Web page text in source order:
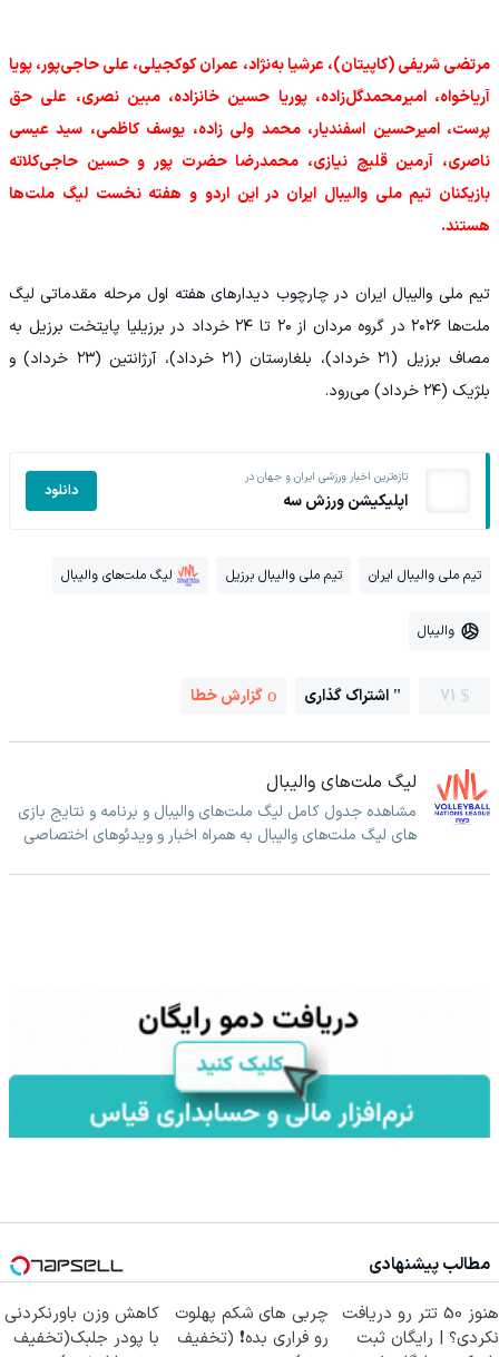
مرتضی شریفی (کاپیتان)، عرشیا به‌نژاد، عمران کوکجیلی، علی حاجی‌پور، پویا
آریاخواه، امیرمحمدگل‌زاده، پوریا حسین خانزاده، مبین نصری، علی حق
پرست، امیرحسین اسفندیار، محمد ولی زاده، یوسف کاظمی، سید عیسی
ناصری، آرمین قلیچ نیازی، محمدرضا حضرت پور و حسین حاجی‌کلاته
بازیکنان تیم ملی والیبال ایران در این اردو و هفته نخست لیگ ملت‌ها
هستند.
تیم ملی والیبال ایران در چارچوب دیدارهای هفته اول مرحله مقدماتی لیگ
ملت‌ها ۲۰۲۶ در گروه مردان از ۲۰ تا ۲۴ خرداد در برزیلیا پایتخت برزیل به
مصاف برزیل (۲۱ خرداد)، بلغارستان (۲۱ خرداد)، آرژانتین (۲۳ خرداد) و
بلژیک (۲۴ خرداد) می‌رود.
تازه‌ترین اخبار ورزشی ایران و جهان در
اپلیکیشن ورزش سه دانلود
تیم ملی والیبال ایران تیم ملی والیبال برزیل لیگ ملت‌های والیبال
والیبال
71 اشتراک گذاری گزارش خطا
لیگ ملت‌های والیبال
مشاهده جدول کامل لیگ ملت‌های والیبال و برنامه و نتایج بازی
های لیگ ملت‌های والیبال به همراه اخبار و ویدئوهای اختصاصی
مطالب پیشنهادی
هنوز 50 تتر رو دریافت
نکردی؟ | رایگان ثبت
چربی های شکم پهلوت
رو فراری بده❗ (تخفیف
کاهش وزن باورنکردنی
با پودر جلبک(تخفیف